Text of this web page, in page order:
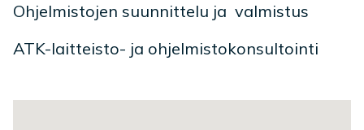
Ohjelmistojen suunnittelu ja valmistus
ATK-laitteisto- ja ohjelmistokonsultointi